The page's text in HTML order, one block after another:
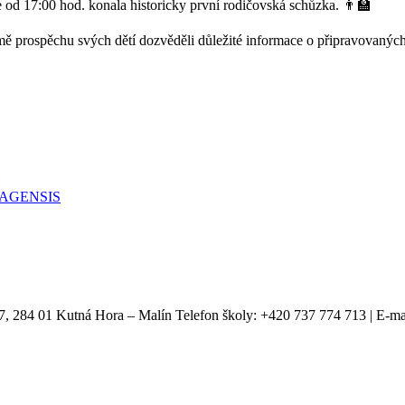
17:00 hod. konala historicky první rodičovská schůzka. 👨‍🏫
prospěchu svých dětí dozvěděli důležité informace o
284 01 Kutná Hora – Malín Telefon školy: +420 737 774 713 | E-